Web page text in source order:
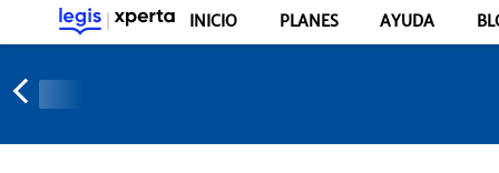
INICIO PLANES AYUDA